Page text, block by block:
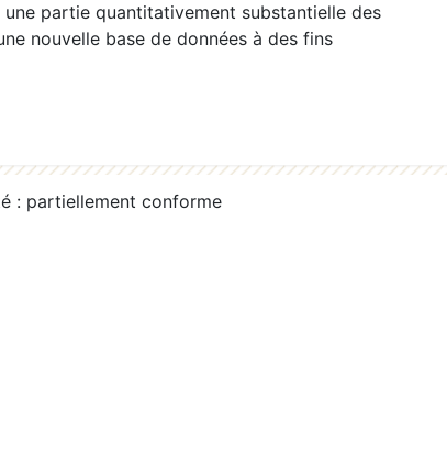
partie quantitativement substantielle des
nouvelle base de données à des fins
: partiellement conforme